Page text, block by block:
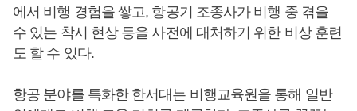
에서 비행 경험을 쌓고, 항공기 조종사가 비행 중 겪을
수 있는 착시 현상 등을 사전에 대처하기 위한 비상 훈련
도 할 수 있다.
항공 분야를 특화한 한서대는 비행교육원을 통해 일반